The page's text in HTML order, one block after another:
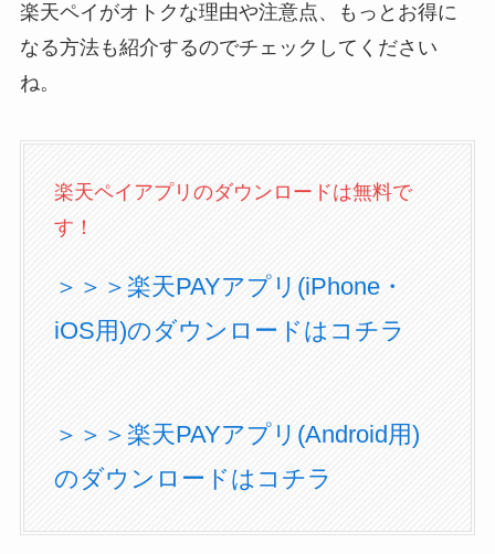
楽天ペイがオトクな理由や注意点、もっとお得に
なる方法も紹介するのでチェックしてください
ね。
楽天ペイアプリのダウンロードは無料で
す！
＞＞＞楽天PAYアプリ(iPhone・
iOS用)のダウンロードはコチラ
＞＞＞楽天PAYアプリ(Android用)
のダウンロードはコチラ